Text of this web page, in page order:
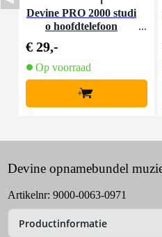
Devine PRO 2000 studi
o hoofdtelefoon
€ 29,-
Op voorraad
+
Devine opnamebundel
Artikelnr: 9000-0063-0971
Productinformatie